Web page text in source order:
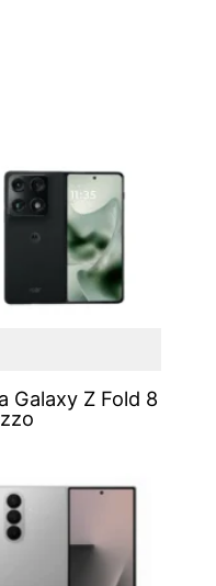
Galaxy Z Fold 8